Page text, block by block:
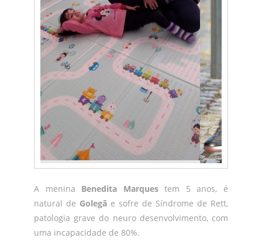
A menina Benedita Marquestem 5 anos, é
natural de Golegã e sofre de Síndrome de Rett,
patologia grave do neuro desenvolvimento, com
uma incapacidade de 80%.